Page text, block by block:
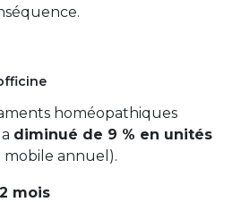
homéopathiques
diminué de 9 % en unités
mobile annuel).
mois